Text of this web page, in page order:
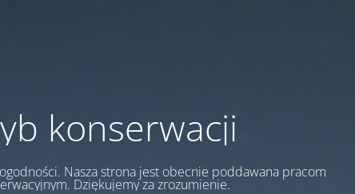
konserwacji
Nasza strona jest obecnie poddawana pracom
Dziękujemy za zrozumienie.